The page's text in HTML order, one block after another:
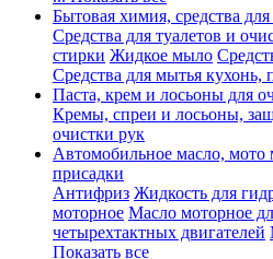
Бытовая химия, средства
Средства для туалетов и
стирки Жидкое мыло
Средства для мытья кухонь,
Паста, крем и лосьоны для
Кремы, спреи и лосьоны,
очистки рук
Автомобильное масло, мото
присадки
Антифриз Жидкость для
моторное Масло моторное
четырехтактных двигателей
Показать все